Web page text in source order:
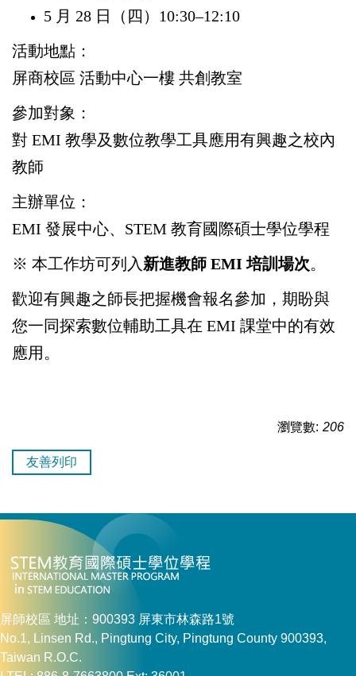
5 月 28 日（四） 10:30–12:10
活動地點：
屏商校區 活動中心一樓 共創教室
參加對象：
對 EMI 教學及數位教學工具應用有興趣之校內
教師
主辦單位：
EMI 發展中心、 STEM 教育國際碩士學位學程
※ 本工作坊可列入新進教師 EMI培訓場次。
歡迎有興趣之師長把握機會報名參加，期盼與
您一同探索數位輔助工具在 EMI 課堂中的有效
應用。
瀏覽數: 206
友善列印
屏師校區 地址：900393 屏東市林森路1號
No.1, Linsen Rd., Pingtung City, Pingtung County 900393,
Taiwan R.O.C.